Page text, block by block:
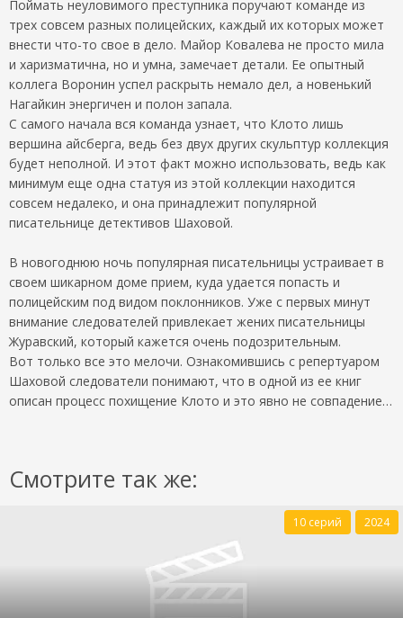
Поймать неуловимого преступника поручают команде из
трех совсем разных полицейских, каждый их которых может
внести что-то свое в дело. Майор Ковалева не просто мила
и харизматична, но и умна, замечает детали. Ее опытный
коллега Воронин успел раскрыть немало дел, а новенький
Нагайкин энергичен и полон запала.
С самого начала вся команда узнает, что Клото лишь
вершина айсберга, ведь без двух других скульптур коллекция
будет неполной. И этот факт можно использовать, ведь как
минимум еще одна статуя из этой коллекции находится
совсем недалеко, и она принадлежит популярной
писательнице детективов Шаховой.
В новогоднюю ночь популярная писательницы устраивает в
своем шикарном доме прием, куда удается попасть и
полицейским под видом поклонников. Уже с первых минут
внимание следователей привлекает жених писательницы
Журавский, который кажется очень подозрительным.
Вот только все это мелочи. Ознакомившись с репертуаром
Шаховой следователи понимают, что в одной из ее книг
описан процесс похищение Клото и это явно не совпадение…
Смотрите так же:
10 серий 2024